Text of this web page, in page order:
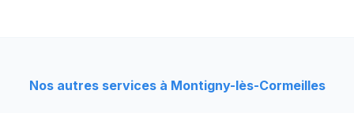
Nos autres services à Montigny-lès-Cormeilles